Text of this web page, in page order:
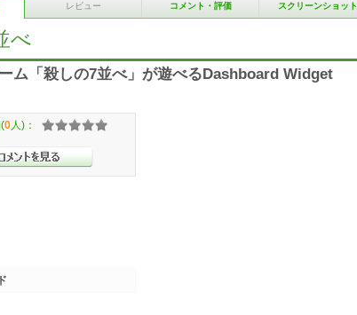
レビュー コメント・評価 スクリーンショット
べ
ム「殺しの7並べ」が遊べるDashboard Widget
0 人)：